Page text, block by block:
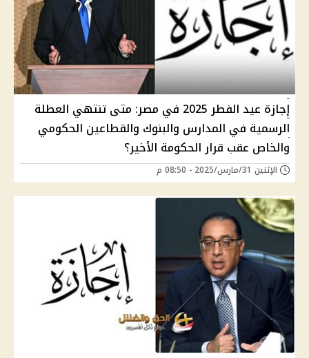
إجازة عيد الفطر 2025 في مصر: متى تنتهي العطلة
الرسمية في المدارس والبنوك والقطاعين الحكومي
والخاص عقب قرار الحكومة الأخير؟
الإثنين 31/مارس/2025 - 08:50 م